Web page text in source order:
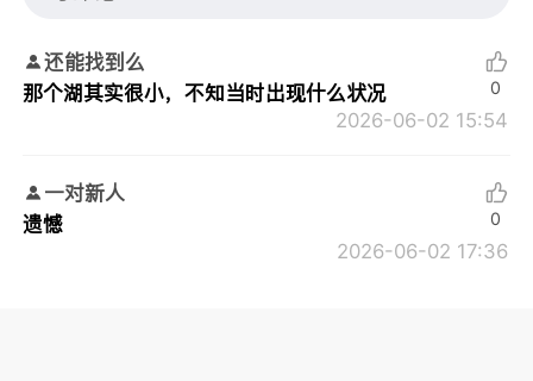
还能找到么
那个湖其实很小，不知当时出现什么状况
2026-06-02 15:54
0
一对新人
遗憾
2026-06-02 17:36
0